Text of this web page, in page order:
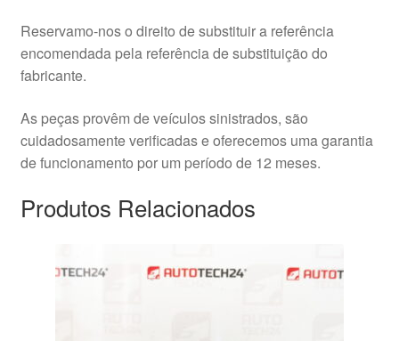
Reservamo-nos o direito de substituir a referência
encomendada pela referência de substituição do
fabricante.
As peças provêm de veículos sinistrados, são
cuidadosamente verificadas e oferecemos uma garantia
de funcionamento por um período de 12 meses.
Produtos Relacionados